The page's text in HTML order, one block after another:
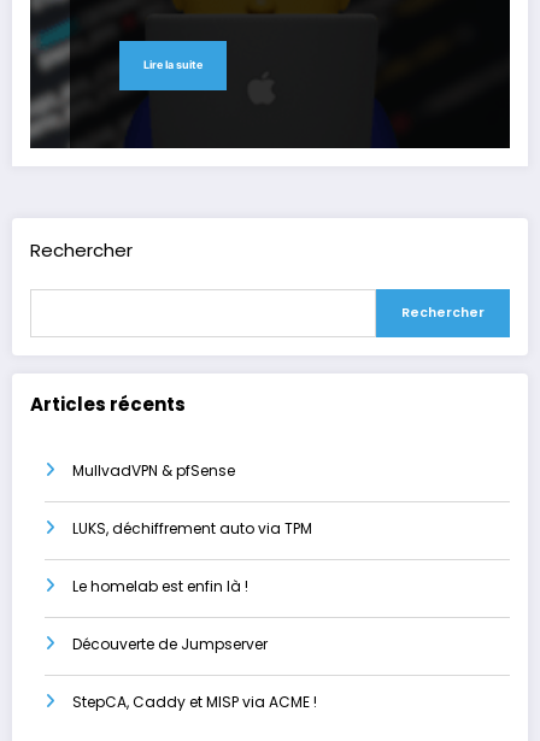
Lire la suite
Rechercher
Rechercher
Articles récents
MullvadVPN & pfSense
LUKS, déchiffrement auto via TPM
Le homelab est enfin là !
Découverte de Jumpserver
StepCA, Caddy et MISP via ACME !